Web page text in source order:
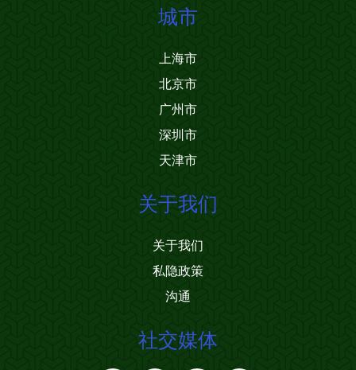
城市
上海市
北京市
广州市
深圳市
天津市
关于我们
关于我们
私隐政策
沟通
社交媒体